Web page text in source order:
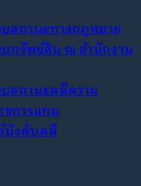
สถานะทางกฎหมาย
ทรัพย์สิน ณ สำนักงาน
สถานะคดีความ
การแทน
บังคับคดี